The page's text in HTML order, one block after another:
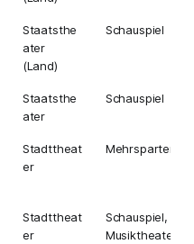
Staatsthe
ater
(Land)
Schauspiel
Staatsthe
ater
Schauspiel
Stadttheat
er
Mehrsparten
Stadttheat
er
Schauspiel,
Musiktheater